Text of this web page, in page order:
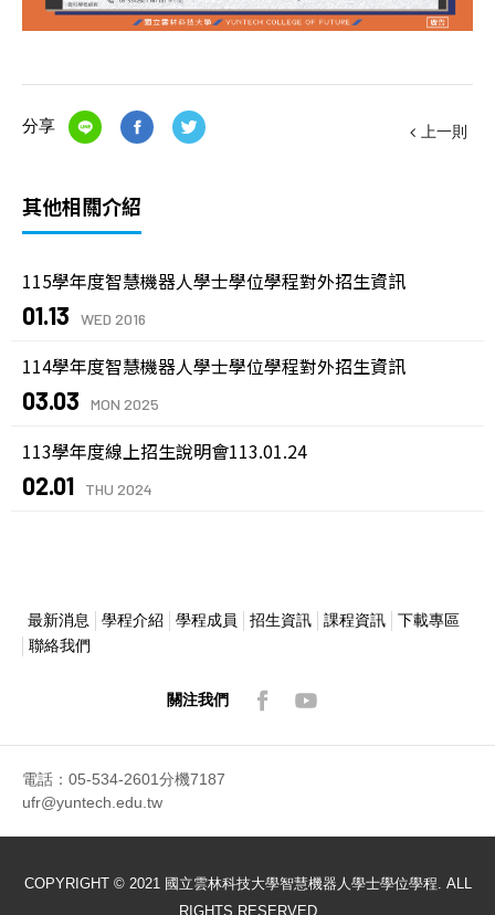
分享 上一則
其他相關介紹
115學年度智慧機器人學士學位學程對外招生資訊
01.13 WED 2016
114學年度智慧機器人學士學位學程對外招生資訊
03.03 MON 2025
113學年度線上招生說明會113.01.24
02.01 THU 2024
最新消息 學程介紹 學程成員 招生資訊 課程資訊
下載專區
聯絡我們
關注我們
電話：05-534-2601分機7187
ufr@yuntech.edu.tw
COPYRIGHT © 2021 國立雲林科技大學智慧機器人學士學位學程. ALL
RIGHTS RESERVED